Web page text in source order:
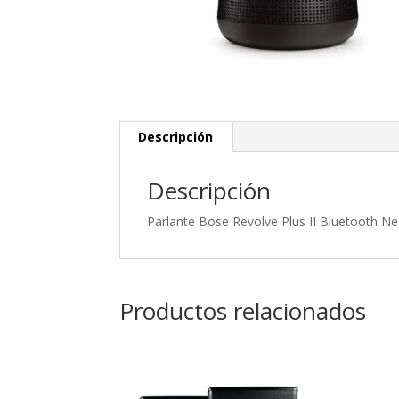
Descripción
Descripción
Parlante Bose Revolve Plus II Bluetooth
Productos relacionados